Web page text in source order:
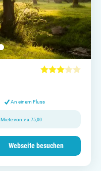
An einem Fluss
Miete von v.a. 75,00
Webseite besuchen